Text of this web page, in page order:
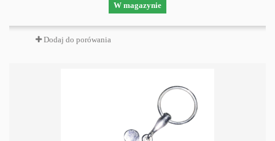
W magazynie
Dodaj do porówania